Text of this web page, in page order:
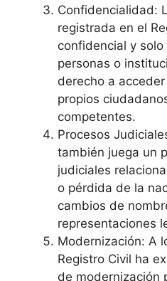
Confidencialidad:
registrada en el
confidencial y
personas o
derecho a
propios
competentes.
Procesos
también juega un
judiciales
o pérdida de la
cambios de
representaciones
Modernización: A
Registro Civil ha
de modernización